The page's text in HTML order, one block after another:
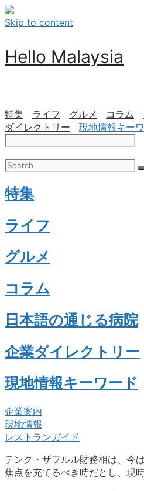
Skip to content
Hello Malaysia
特集 ライフ グルメ コラム
ダイレクトリー
現地情報キー
特集
ライフ
グルメ
コラム
日本語の通じる病院
企業ダイレクトリー
現地情報キーワード
企業案内
現地情報
レストランガイド
テンク・ザフルル財務相は、今
焦点を充てるべき時だとし、現